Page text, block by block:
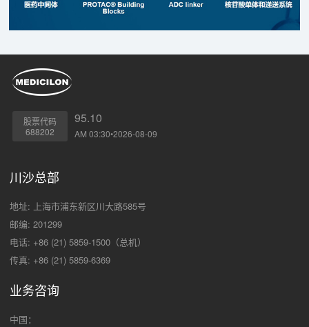
股票代码
688202
95.10
AM 03:30•2026-08-09
川沙总部
地址: 上海市浦东新区川大路585号
邮编: 201299
电话: +86 (21) 5859-1500（总机）
传真: +86 (21) 5859-6369
业务咨询
中国：